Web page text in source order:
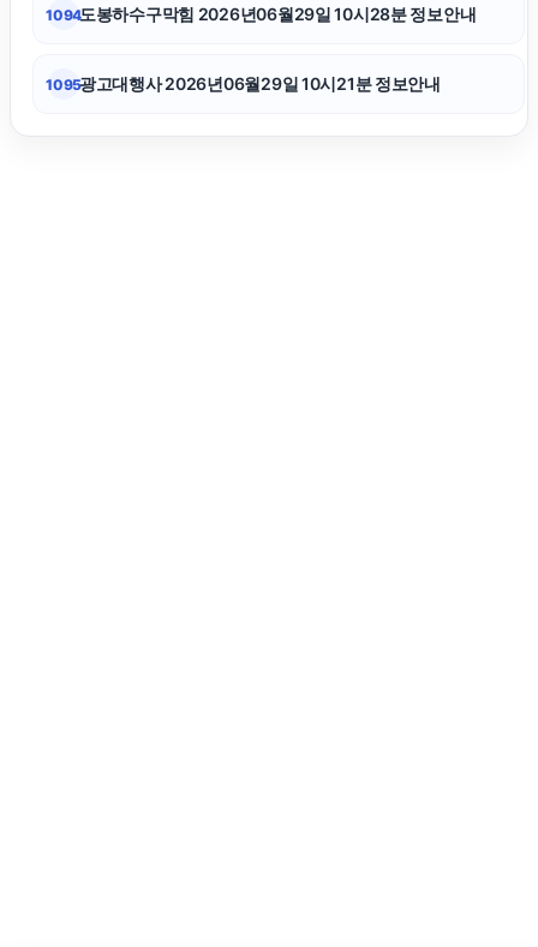
의정부학교폭력변호사
강남음주운전변호사
1094도봉하수구막힘 2026년06월29일 10시28분 정보안내
1095광고대행사 2026년06월29일 10시21분 정보안내